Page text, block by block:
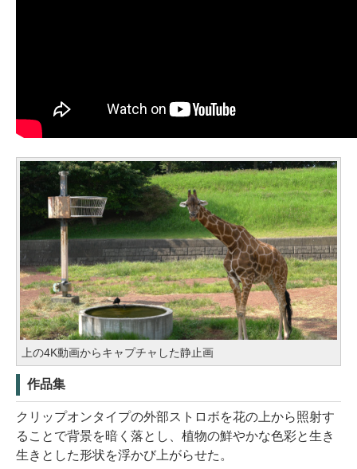
上の4K動画からキャプチャした静止画
作品集
クリップオンタイプの外部ストロボを花の上から照射す
ることで背景を暗く落とし、植物の鮮やかな色彩と生き
生きとした形状を浮かび上がらせた。